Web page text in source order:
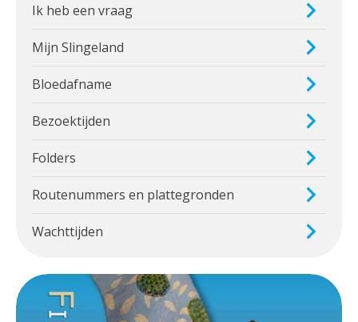
Ik heb een vraag
Mijn Slingeland
Bloedafname
Bezoektijden
Folders
Routenummers en plattegronden
Wachttijden